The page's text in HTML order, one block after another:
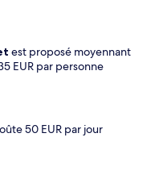
est proposé moyennant
EUR par personne
50 EUR par jour